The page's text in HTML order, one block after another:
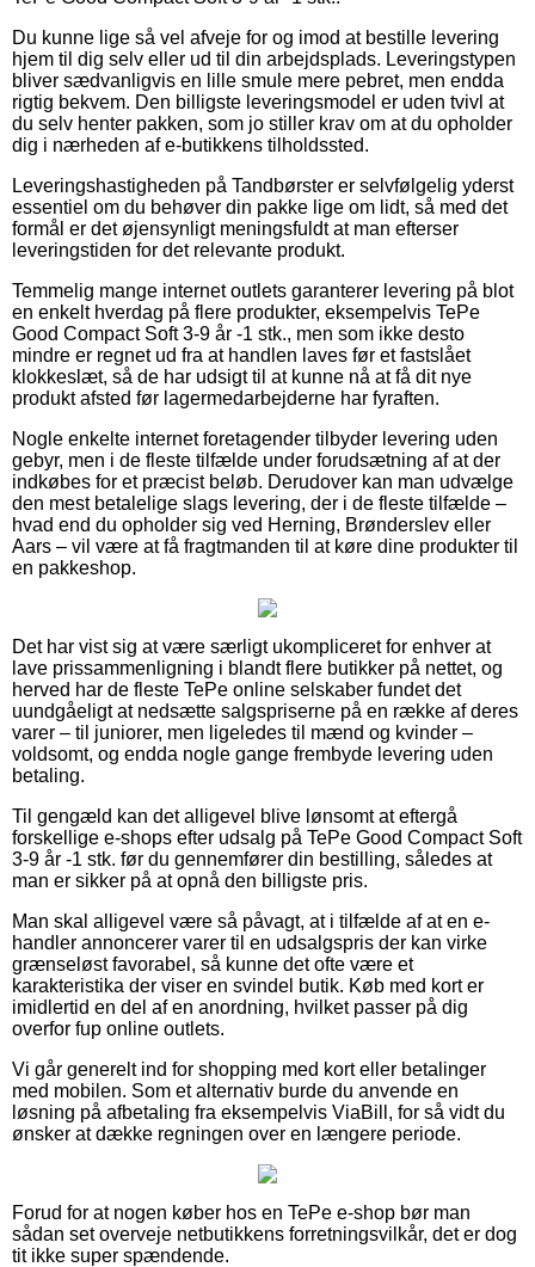
Du kunne lige så vel afveje for og imod at bestille levering
hjem til dig selv eller ud til din arbejdsplads. Leveringstypen
bliver sædvanligvis en lille smule mere pebret, men endda
rigtig bekvem. Den billigste leveringsmodel er uden tvivl at
du selv henter pakken, som jo stiller krav om at du opholder
dig i nærheden af e-butikkens tilholdssted.
Leveringshastigheden på Tandbørster er selvfølgelig yderst
essentiel om du behøver din pakke lige om lidt, så med det
formål er det øjensynligt meningsfuldt at man efterser
leveringstiden for det relevante produkt.
Temmelig mange internet outlets garanterer levering på blot
en enkelt hverdag på flere produkter, eksempelvis TePe
Good Compact Soft 3-9 år -1 stk., men som ikke desto
mindre er regnet ud fra at handlen laves før et fastslået
klokkeslæt, så de har udsigt til at kunne nå at få dit nye
produkt afsted før lagermedarbejderne har fyraften.
Nogle enkelte internet foretagender tilbyder levering uden
gebyr, men i de fleste tilfælde under forudsætning af at der
indkøbes for et præcist beløb. Derudover kan man udvælge
den mest betalelige slags levering, der i de fleste tilfælde –
hvad end du opholder sig ved Herning, Brønderslev eller
Aars – vil være at få fragtmanden til at køre dine produkter til
en pakkeshop.
Det har vist sig at være særligt ukompliceret for enhver at
lave prissammenligning i blandt flere butikker på nettet, og
herved har de fleste TePe online selskaber fundet det
uundgåeligt at nedsætte salgspriserne på en række af deres
varer – til juniorer, men ligeledes til mænd og kvinder –
voldsomt, og endda nogle gange frembyde levering uden
betaling.
Til gengæld kan det alligevel blive lønsomt at eftergå
forskellige e-shops efter udsalg på TePe Good Compact Soft
3-9 år -1 stk. før du gennemfører din bestilling, således at
man er sikker på at opnå den billigste pris.
Man skal alligevel være så påvagt, at i tilfælde af at en e-
handler annoncerer varer til en udsalgspris der kan virke
grænseløst favorabel, så kunne det ofte være et
karakteristika der viser en svindel butik. Køb med kort er
imidlertid en del af en anordning, hvilket passer på dig
overfor fup online outlets.
Vi går generelt ind for shopping med kort eller betalinger
med mobilen. Som et alternativ burde du anvende en
løsning på afbetaling fra eksempelvis ViaBill, for så vidt du
ønsker at dække regningen over en længere periode.
Forud for at nogen køber hos en TePe e-shop bør man
sådan set overveje netbutikkens forretningsvilkår, det er dog
tit ikke super spændende.